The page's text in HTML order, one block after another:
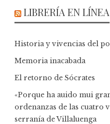
LIBRERÍA EN LÍNEA
Historia y vivencias del
Memoria inacabada
El retorno de Sócrates
«Porque ha auido mui
ordenanzas de las cuatro
serranía de Villaluenga